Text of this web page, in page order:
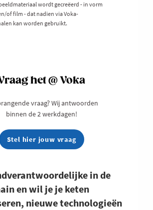
in de
en wil je je keten
nieuwe technologieën
wordt gecreëerd - in vorm
of film - dat nadien via Voka-
kan worden gebruikt.
het @ Voka
vraag? Wij antwoorden
binnen de 2 werkdagen!
Stel hier jouw vraag